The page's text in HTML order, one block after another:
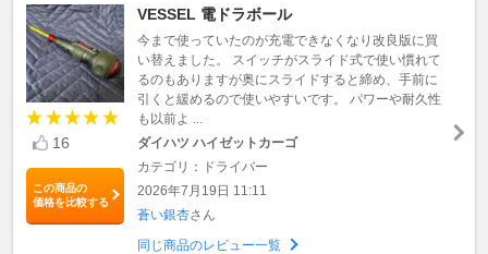
16
この商品の
価格を比較する
VESSEL 電ドラボール
今まで使っていたのが充電できなくなり改良版に買
い替えました。 スイッチがスライド式で使い慣れて
るのもありますが奥にスライドすると締め、手前に
引くと緩めるので使いやすいです。 パワーや耐久性
も以前よ ...
ダイハツ ハイゼットカーゴ
カテゴリ：ドライバー
2026年7月19日 11:11
蒼い銀杏さん
同じ商品のレビュー一覧